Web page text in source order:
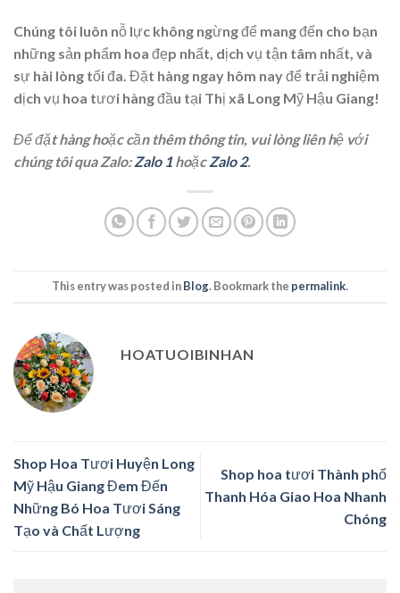
Chúng tôi luôn nỗ lực không ngừng để mang đến cho bạn
những sản phẩm hoa đẹp nhất, dịch vụ tận tâm nhất, và
sự hài lòng tối đa. Đặt hàng ngay hôm nay để trải nghiệm
dịch vụ hoa tươi hàng đầu tại Thị xã Long Mỹ Hậu Giang!
Để đặt hàng hoặc cần thêm thông tin, vui lòng liên hệ với
chúng tôi qua Zalo: Zalo 1hoặc Zalo 2.
This entry was posted inBlog. Bookmark the permalink.
HOATUOIBINHAN
Shop Hoa Tươi Huyện Long
Mỹ Hậu Giang Đem Đến
Những Bó Hoa Tươi Sáng
Tạo và Chất Lượng
Shop hoa tươi Thành phố
Thanh Hóa Giao Hoa Nhanh
Chóng